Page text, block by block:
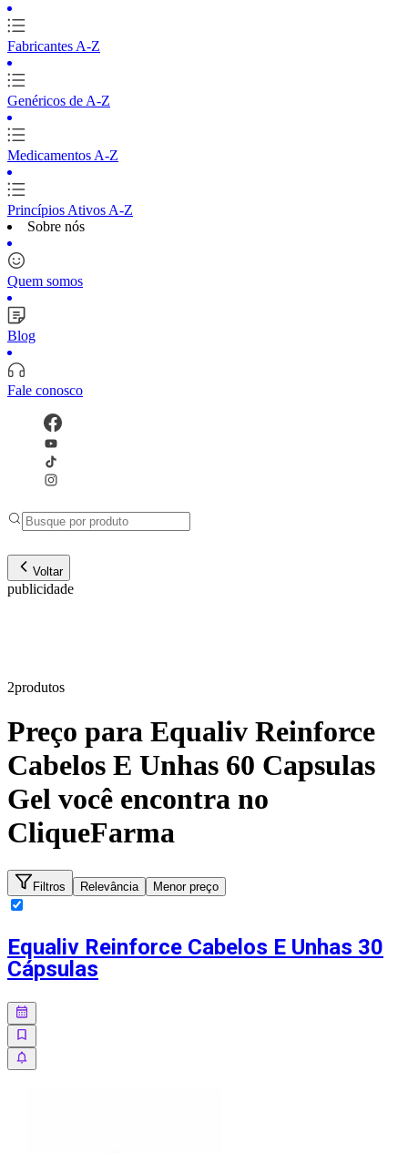
Fabricantes A-Z
Genéricos de A-Z
Medicamentos A-Z
Princípios Ativos A-Z
Sobre nós
Quem somos
Blog
Fale conosco
Voltar
publicidade
2produtos
Preço para Equaliv Reinforce
Cabelos E Unhas 60 Capsulas
Gel você encontra no
CliqueFarma
Filtros Relevância Menor preço
Equaliv Reinforce Cabelos E Unhas 30
Cápsulas